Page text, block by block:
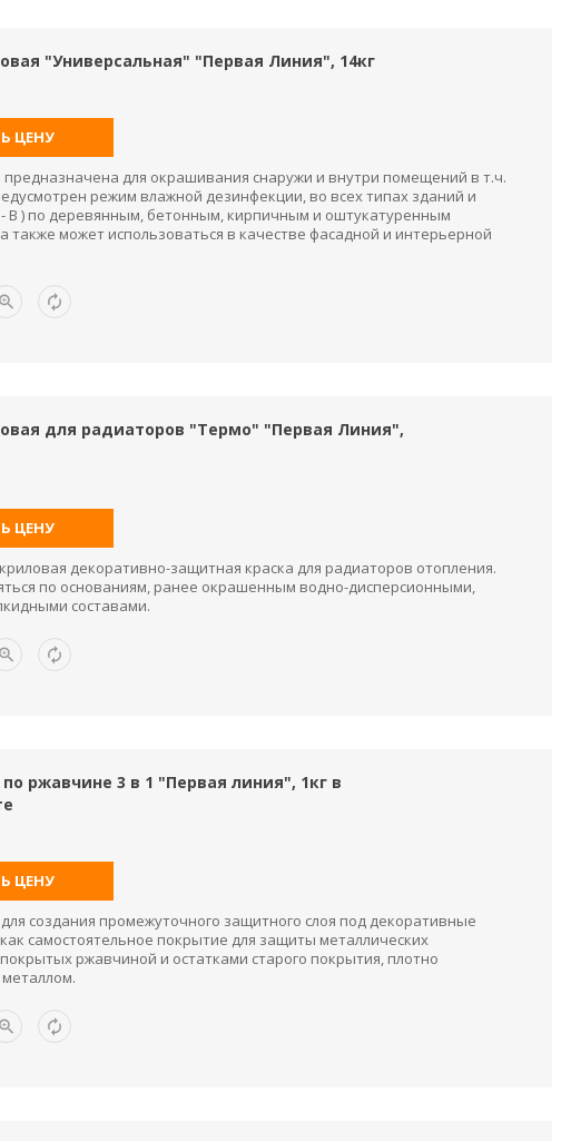
"Универсальная" "Первая Линия", 14кг
ЦЕНУ
для окрашивания снаружи и внутри помещений в т.ч.
режим влажной дезинфекции, во всех типах зданий и
В ) по деревянным, бетонным, кирпичным и оштукатуренным
также может использоваться в качестве фасадной и интерьерной
для радиаторов "Термо" "Первая Линия",
ЦЕНУ
декоративно-защитная краска для радиаторов отопления.
по основаниям, ранее окрашенным водно-дисперсионными,
составами.
ржавчине 3 в 1 "Первая линия", 1кг в
ЦЕНУ
создания промежуточного защитного слоя под декоративные
самостоятельное покрытие для защиты металлических
ржавчиной и остатками старого покрытия, плотно